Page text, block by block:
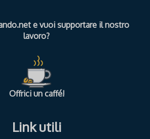
e vuoi supportare il nostro
lavoro?
Offrici un caffé!
Link utili